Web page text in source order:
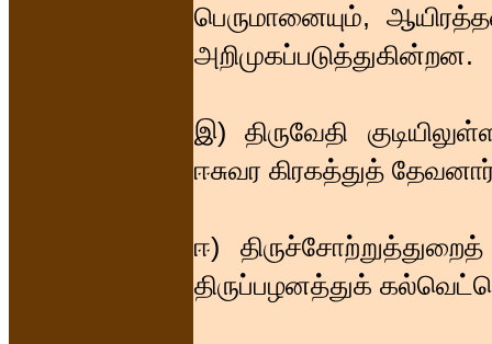
பெருமானையும்,
அறிமுகப்படுத்துகின்றன.
இ) திருவேதி
ஈசுவர கிரகத்துத்
ஈ)
திருப்பழனத்துக்